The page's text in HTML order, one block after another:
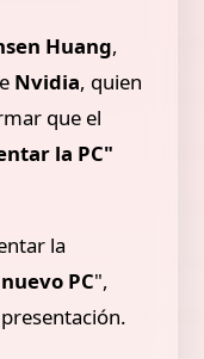
Huang,
Nvidia, quien
que el
la PC"
la
PC",